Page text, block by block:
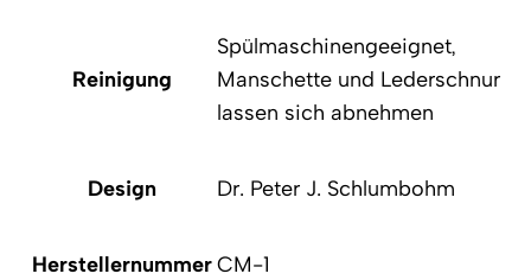
Reinigung
Spülmaschinengeeignet,
Manschette und Lederschnur
lassen sich abnehmen
Design Dr. Peter J. Schlumbohm
HerstellernummerCM-1